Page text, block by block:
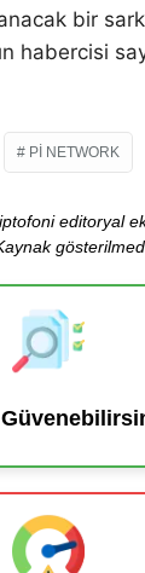
bir
habercisi
PI NETWORK
editoryal